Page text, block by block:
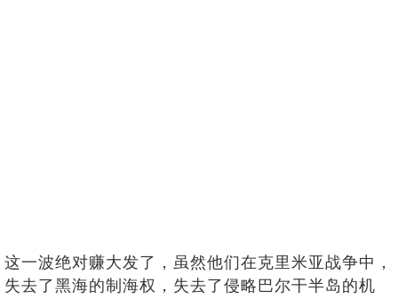
这一波绝对赚大发了，虽然他们在克里米亚战争中，
失去了黑海的制海权，失去了侵略巴尔干半岛的机